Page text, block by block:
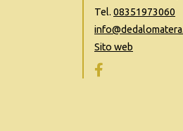
Tel. 08351973060
Sito web